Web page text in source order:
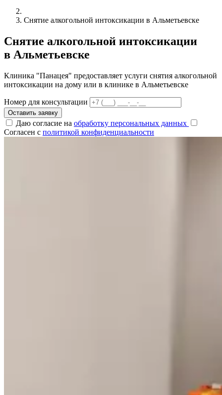
Снятие алкогольной интоксикации в Альметьевске
Снятие алкогольной интоксикации
в Альметьевске
Клиника "Панацея" предоставляет услуги снятия алкогольной
интоксикации на дому или в клинике в Альметьевске
Номер для консультации
Оставить заявку
Даю согласие на обработку персональных данных
Согласен с политикой конфиденциальности